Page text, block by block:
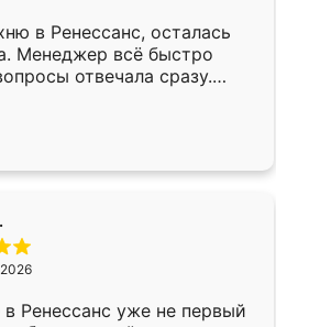
в Ренессанс, осталась
Менеджер всё быстро
отвечала сразу.
в субботу, подошёл к
Собрали
аккуратно, даже
Ренессанс уже не первый